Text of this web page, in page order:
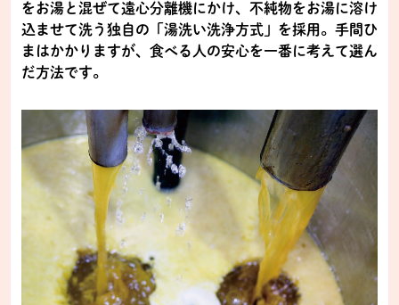
をお湯と混ぜて遠心分離機にかけ、不純物をお湯に溶け
込ませて洗う独自の「湯洗い洗浄方式」を採用。手間ひ
まはかかりますが、食べる人の安心を一番に考えて選ん
だ方法です。